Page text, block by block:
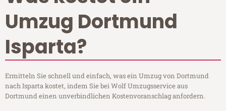
Umzug Dortmund
Isparta?
Ermitteln Sie schnell und einfach, was ein Umzug von Dortmund
nach Isparta kostet, indem Sie bei Wolf Umzugsservice aus
Dortmund einen unverbindlichen Kostenvoranschlag anfordern.